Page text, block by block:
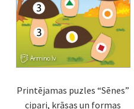
Printējamas puzles “Sēnes”
cipari, krāsas un formas